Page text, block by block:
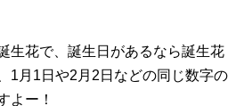
生花で、誕生日があるなら誕生花
1月1日や2月2日などの同じ数字の
よー！